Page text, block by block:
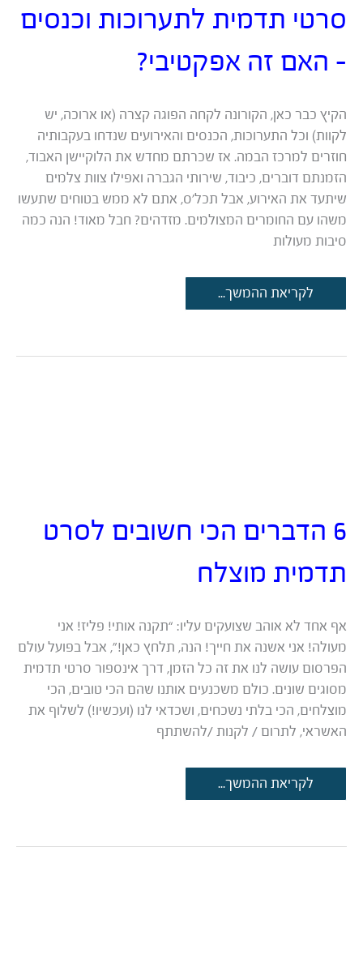
סרטי תדמית לתערוכות וכנסים
– האם זה אפקטיבי?
הקיץ כבר כאן, הקורונה לקחה הפוגה קצרה (או ארוכה, יש
לקוות) וכל התערוכות, הכנסים והאירועים שנדחו בעקבותיה
חוזרים למרכז הבמה. אז שכרתם מחדש את הלוקיישן האבוד,
הזמנתם דוברים, כיבוד, שירותי הגברה ואפילו צוות צלמים
שיתעד את האירוע, אבל תכל’ס, אתם לא ממש בטוחים שתעשו
משהו עם החומרים המצולמים. מזדהים? חבל מאוד! הנה כמה
סיבות מעולות
סרטי
תדמית
–
לקריאת ההמשך...
6 הדברים הכי חשובים לסרט
תדמית מוצלח
אף אחד לא אוהב שצועקים עליו: “תקנה אותי! פליז! אני
מעולה! אני אשנה את חייך! הנה, תלחץ כאן!”, אבל בפועל עולם
הפרסום עושה לנו את זה כל הזמן, דרך אינספור סרטי תדמית
מסוגים שונים. כולם משכנעים אותנו שהם הכי טובים, הכי
מוצלחים, הכי בלתי נשכחים, ושכדאי לנו (ועכשיו!) לשלוף את
האשראי, לתרום / לקנות /להשתתף
6
הדברים
לסרט
לקריאת ההמשך...